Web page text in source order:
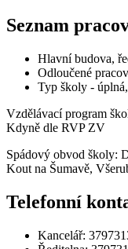
Seznam
Hlavní budova,
Odloučené
Typ školy -
Vzdělávací program
Kdyně dle RVP ZV
Spádový obvod školy:
Kout na Šumavě,
Telefonní
Kancelář: